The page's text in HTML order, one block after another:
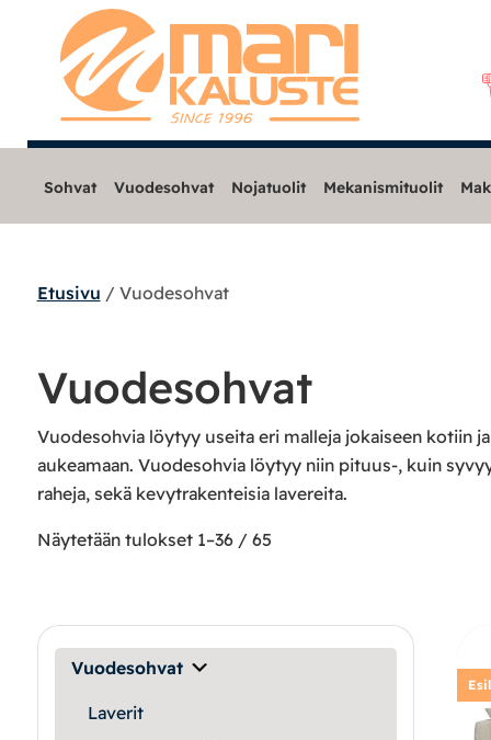
Sohvat
Nojatuolit
Mekanismituolit
Makuuhuone
Pöydät ja tuolit
Työpöydät ja työtuolit
Sohvat Vuodesohvat Nojatuolit Mekanismituolit
Etusivu / Vuodesohvat
Vuodesohvat
Vuodesohvia löytyy useita eri malleja jokaiseen kotiin
aukeamaan. Vuodesohvia löytyy niin pituus-, kuin
raheja, sekä kevytrakenteisia lavereita.
Näytetään tulokset 1–36 / 65
Vuodesohvat
Laverit